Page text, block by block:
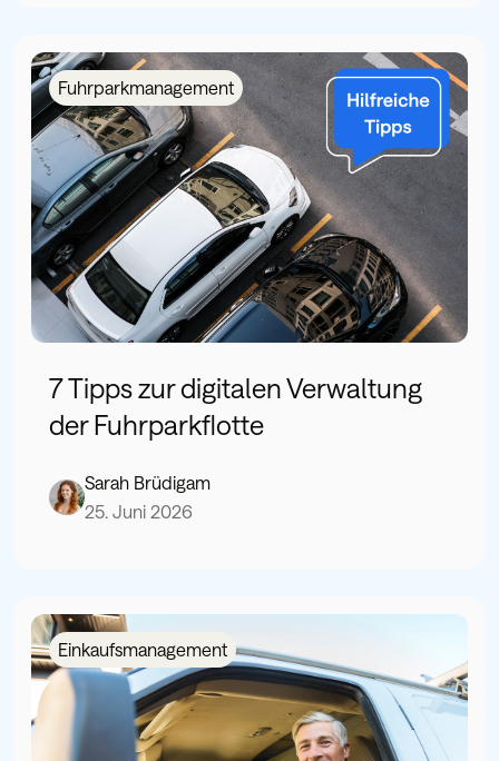
Fuhrparkmanagement
7 Tipps zur digitalen Verwaltung
der Fuhrparkflotte
Sarah Brüdigam
25. Juni 2026
Einkaufsmanagement